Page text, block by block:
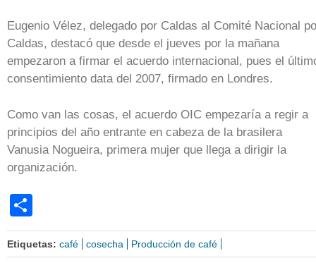
Eugenio Vélez, delegado por Caldas al Comité Nacional
Caldas, destacó que desde el jueves por la mañana
empezaron a firmar el acuerdo internacional, pues el
consentimiento data del 2007, firmado en Londres.
Como van las cosas, el acuerdo OIC empezaría a regir a
principios del año entrante en cabeza de la brasilera
Vanusia Nogueira, primera mujer que llega a dirigir la
organización.
Etiquetas: café cosecha Producción de café